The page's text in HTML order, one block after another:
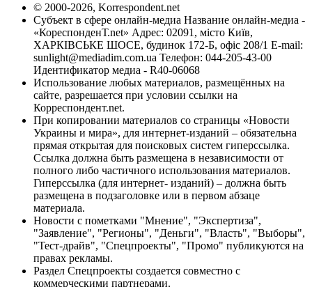
© 2000-2026, Korrespondent.net
Субъект в сфере онлайн-медиа Название онлайн-медиа -
«КореспонденТ.net» Адрес: 02091, місто Київ,
ХАРКІВСЬКЕ ШОСЕ, будинок 172-Б, офіс 208/1 E-mail:
sunlight@mediadim.com.ua Телефон: 044-205-43-00
Идентификатор медиа - R40-06068
Использование любых материалов, размещённых на
сайте, разрешается при условии ссылки на
Корреспондент.net.
При копировании материалов со страницы «Новости
Украины и мира», для интернет-изданий – обязательна
прямая открытая для поисковых систем гиперссылка.
Ссылка должна быть размещена в независимости от
полного либо частичного использования материалов.
Гиперссылка (для интернет- изданий) – должна быть
размещена в подзаголовке или в первом абзаце
материала.
Новости с пометками "Мнение", "Экспертиза",
"Заявление", "Регионы", "Деньги", "Власть", "Выборы",
"Тест-драйв", "Спецпроекты", "Промо" публикуются на
правах рекламы.
Раздел Спецпроекты создается совместно с
коммерческими партнерами.